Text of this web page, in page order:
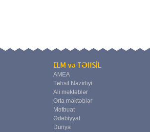
ELM və TƏHSİL
AMEA
Təhsil Nazirliyi
Ali məktəblər
Orta məktəblər
Mətbuat
Ədəbiyyat
Dünya